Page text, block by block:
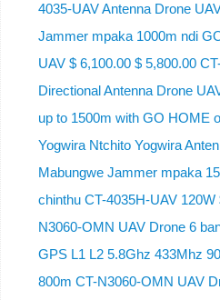
4035-UAV Antenna Drone
Jammer mpaka 1000m ndi
UAV $ 6,100.00 $ 5,800.00
Directional Antenna Drone
up to 1500m with GO HOME
Yogwira Ntchito Yogwira
Mabungwe Jammer mpaka
chinthu CT-4035H-UAV
N3060-OMN UAV Drone 6
GPS L1 L2 5.8Ghz 433Mhz
800m CT-N3060-OMN UAV